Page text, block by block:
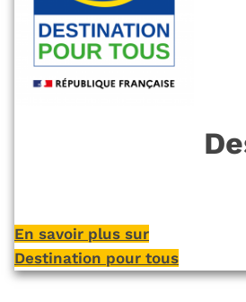
En savoir plus sur
Destination pour tous